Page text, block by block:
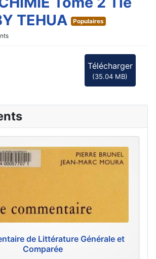
TEHUA
Populaires
Télécharger
(35.04 MB)
de Littérature Générale et
Comparée